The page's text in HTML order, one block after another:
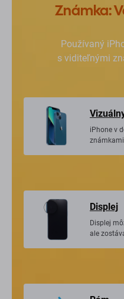
Známka:
Používaný
s viditeľnými
iPhone v
Displej
Displej
ale